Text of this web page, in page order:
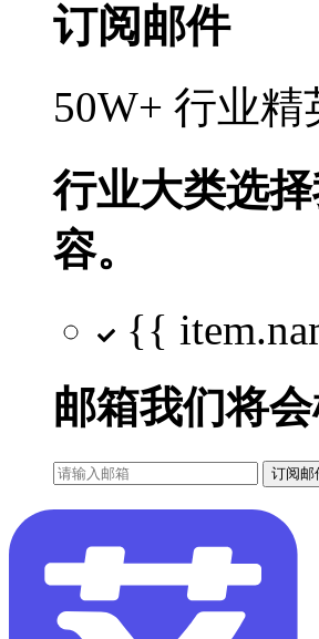
订阅邮件
50W+ 行业
行业大类选择
容。
{{
邮箱我们将
订阅邮